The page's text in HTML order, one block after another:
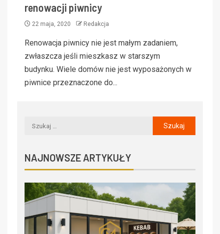
renowacji piwnicy
22 maja, 2020 Redakcja
Renowacja piwnicy nie jest małym zadaniem,
zwłaszcza jeśli mieszkasz w starszym
budynku. Wiele domów nie jest wyposażonych w
piwnice przeznaczone do...
NAJNOWSZE ARTYKUŁY